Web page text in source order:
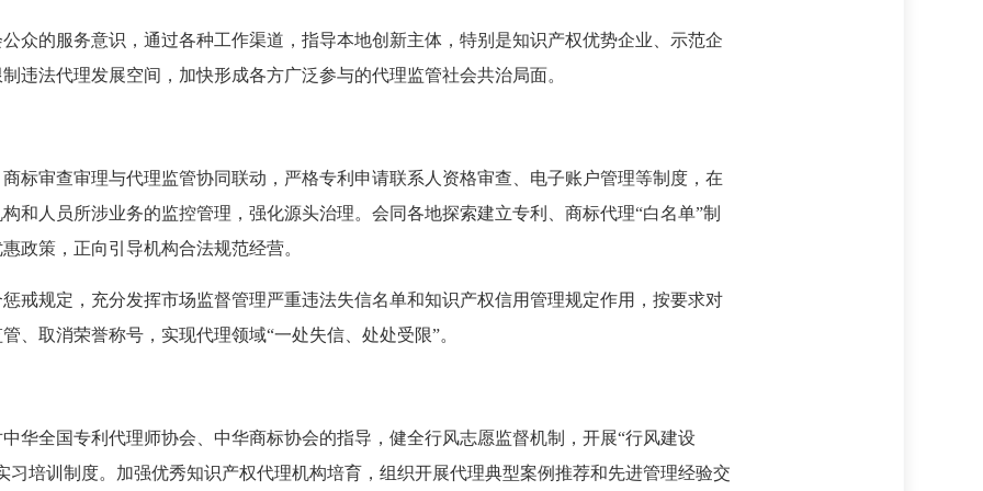
众的服务意识，通过各种工作渠道，指导本地创新主体，特别是知识产权优势企业、示范企
违法代理发展空间，加快形成各方广泛参与的代理监管社会共治局面。
标审查审理与代理监管协同联动，严格专利申请联系人资格审查、电子账户管理等制度，在
和人员所涉业务的监控管理，强化源头治理。会同各地探索建立专利、商标代理“白名单”制
政策，正向引导机构合法规范经营。
戒规定，充分发挥市场监督管理严重违法失信名单和知识产权信用管理规定作用，按要求对
、取消荣誉称号，实现代理领域“一处失信、处处受限”。
华全国专利代理师协会、中华商标协会的指导，健全行风志愿监督机制，开展“行风建设
习培训制度。加强优秀知识产权代理机构培育，组织开展代理典型案例推荐和先进管理经验交